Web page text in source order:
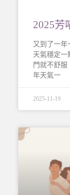
2025芳
又到了一
天氣穩定一
門就不舒
年天氣一
2025-11-19